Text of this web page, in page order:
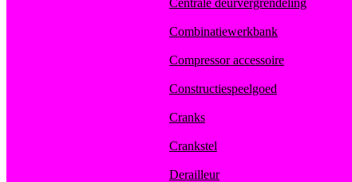
Combinatiewerkbank
Compressor accessoire
Constructiespeelgoed
Cranks
Crankstel
Derailleur